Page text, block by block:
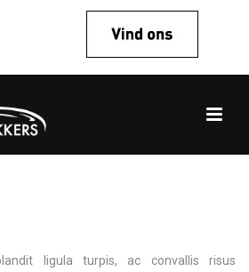
ligula turpis, ac convallis risus